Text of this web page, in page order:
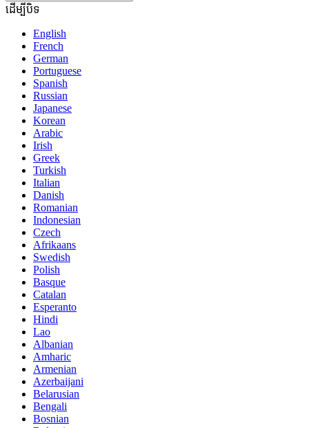
ដើម្បីបិទ
English
French
German
Portuguese
Spanish
Russian
Japanese
Korean
Arabic
Irish
Greek
Turkish
Italian
Danish
Romanian
Indonesian
Czech
Afrikaans
Swedish
Polish
Basque
Catalan
Esperanto
Hindi
Lao
Albanian
Amharic
Armenian
Azerbaijani
Belarusian
Bengali
Bosnian